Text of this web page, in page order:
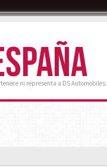
ni representa a DS Automobiles.